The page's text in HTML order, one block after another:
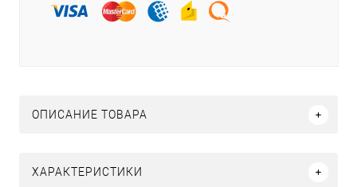
ОПИСАНИЕ ТОВАРА
ХАРАКТЕРИСТИКИ